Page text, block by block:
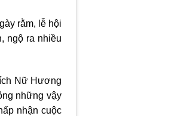
rằm, lễ hội
ngộ ra nhiều
Nữ Hương
những vậy
nhận cuộc